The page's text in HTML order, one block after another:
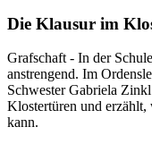
Die Klausur im
Grafschaft- In der
anstrengend. Im
Schwester Gabriela
Klostertüren und erzählt,
kann.